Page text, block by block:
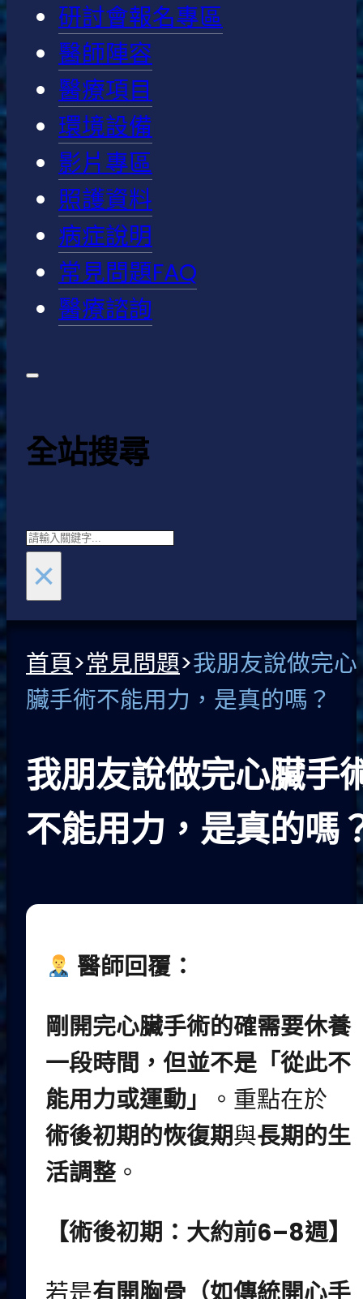
研討會報名專區
醫師陣容
醫療項目
環境設備
影片專區
照護資料
病症說明
常見問題FAQ
醫療諮詢
全站搜尋
Search
×
首頁>常見問題>我朋友說做完心
臟手術不能用力，是真的嗎？
我朋友說做完心臟手
不能用力，是真的嗎
醫師回覆：
剛開完心臟手術的確需要休養
一段時間，但並不是「從此不
能用力或運動」
。重點在於
術後初期的恢復期與長期的生
活調整。
【術後初期：大約前6–8週】
若是有開胸骨（如傳統開心手